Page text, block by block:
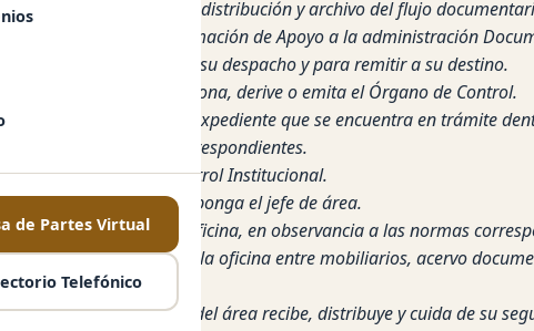
de Partes Virtual
Telefónico
registro, clasificación, distribución y archivo del flujo
en el sistema de información de Apoyo a la administración
órgano de control para su despacho y para remitir a su destino.
que se recepciona, derive o emita el Órgano de Control.
la situación de su expediente que se encuentra en trámite
a las normas correspondientes.
jefe de la oficina de Control Institucional.
escritas que disponga el jefe de área.
del archivo de la oficina, en observancia a las normas
de los bienes de la oficina entre mobiliarios, acervo
para el personal del área recibe, distribuye y cuida de su